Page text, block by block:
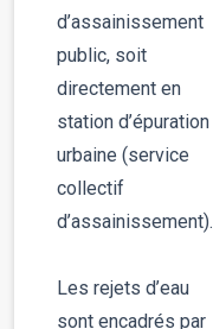
d’assainissement
public, soit
directement en
station d’épuration
urbaine (service
collectif
d’assainissement).
Les rejets d’eau
sont encadrés par